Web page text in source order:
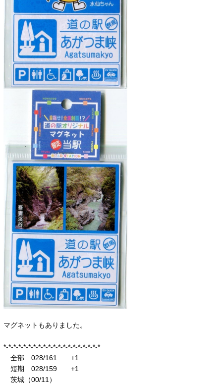
マグネットもありました。
*-*-*-*-*-*-*-*-*-*-*-*-*-*-*-*-*-*-*-*
全部 028/161 +1
短期 028/159 +1
茨城（00/11）